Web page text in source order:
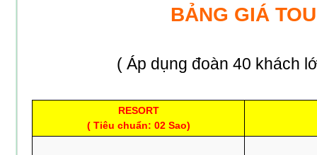
BẢNG GIÁ
( Áp dụng đoàn 40 khách
RESORT
( Tiêu chuẩn: 02 Sao)